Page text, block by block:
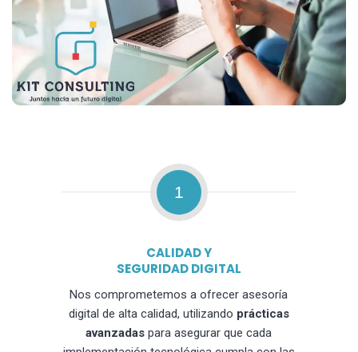
1
CALIDAD Y
SEGURIDAD DIGITAL
Nos comprometemos a ofrecer asesoría
digital de alta calidad, utilizando prácticas
avanzadas para asegurar que cada